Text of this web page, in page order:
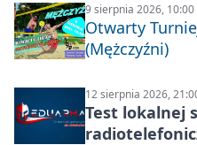
9 sierpnia 2026, 10:00
Otwarty
(Mężczyźni)
12 sierpnia 2026,
Test lokalnej